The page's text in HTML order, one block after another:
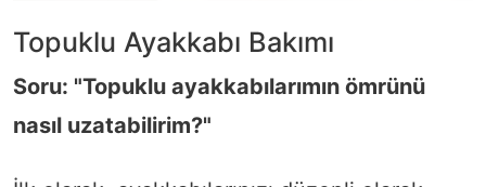
Topuklu Ayakkabı Bakımı
Soru: "Topuklu ayakkabılarımın ömrünü
nasıl uzatabilirim?"